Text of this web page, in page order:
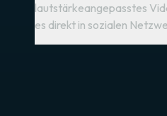
lautstärkeangepasstes
es direkt in sozialen